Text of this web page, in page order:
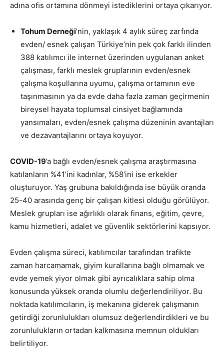
adına oﬁs ortamına dönmeyi istediklerini ortaya çıkarıyor.
Tohum Derneği’nin, yaklaşık 4 aylık süreç zarfında
evden/ esnek çalışan Türkiye’nin pek çok farklı ilinden
388 katılımcı ile internet üzerinden uygulanan anket
çalışması, farklı meslek gruplarının evden/esnek
çalışma koşullarına uyumu, çalışma ortamının eve
taşınmasının ya da evde daha fazla zaman geçirmenin
bireysel hayata toplumsal cinsiyet bağlamında
yansımaları, evden/esnek çalışma düzeninin avantajları
ve dezavantajlarını ortaya koyuyor.
COVID-19’a bağlı evden/esnek çalışma araştırmasına
katılanların %41’ini kadınlar, %58’ini ise erkekler
oluşturuyor. Yaş grubuna bakıldığında ise büyük oranda
25-40 arasında genç bir çalışan kitlesi olduğu görülüyor.
Meslek grupları ise ağırlıklı olarak finans, eğitim, çevre,
kamu hizmetleri, adalet ve güvenlik sektörlerini kapsıyor.
Evden çalışma süreci, katılımcılar tarafından traﬁkte
zaman harcamamak, giyim kurallarına bağlı olmamak ve
evde yemek yiyor olmak gibi ayrıcalıklara sahip olma
konusunda yüksek oranda olumlu değerlendiriliyor. Bu
noktada katılımcıların, iş mekanına giderek çalışmanın
getirdiği zorunlulukları olumsuz değerlendirdikleri ve bu
zorunlulukların ortadan kalkmasına memnun oldukları
belirtiliyor.